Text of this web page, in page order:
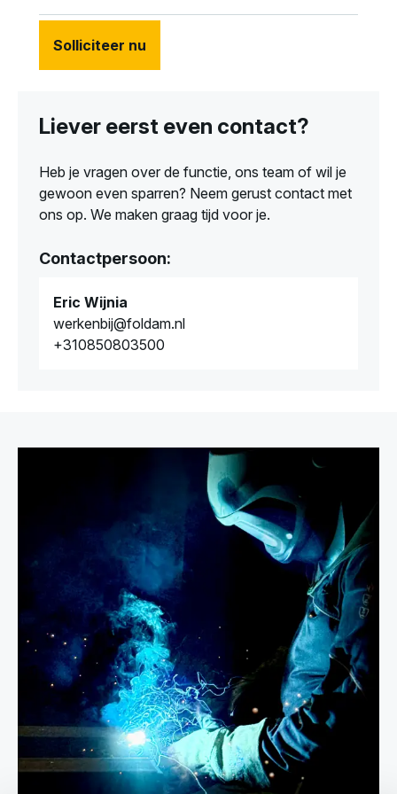
Acquisitie naar aanleiding van deze vacature wordt niet
op prijs gesteld.
Solliciteer nu
Liever eerst even contact?
Heb je vragen over de functie, ons team of wil je
gewoon even sparren? Neem gerust contact met
ons op. We maken graag tijd voor je.
Contactpersoon:
Eric Wijnia
werkenbij@foldam.nl
+310850803500